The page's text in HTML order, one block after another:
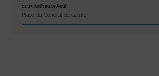
du 13 Août au 13 Août
Place du Général de Gaulle